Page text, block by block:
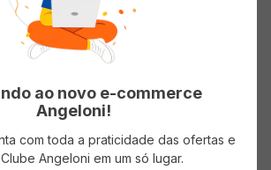
escrever uma avaliação.
ao novo e-commerce
Angeloni!
com toda a praticidade das ofertas e
Angeloni em um só lugar.